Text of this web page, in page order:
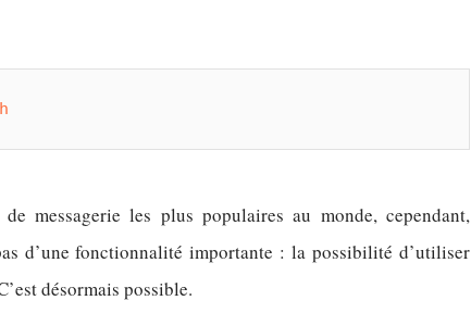
messagerie les plus populaires au monde, cependant,
d’une fonctionnalité importante : la possibilité d’utiliser
désormais possible.